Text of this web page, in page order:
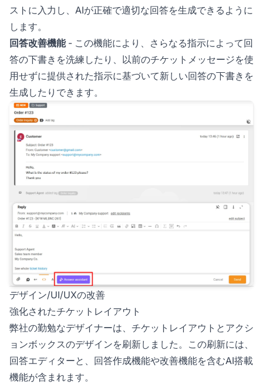
ストに入力し、AIが正確で適切な回答を生成できるように
します。
回答改善機能- この機能により、さらなる指示によって回
答の下書きを洗練したり、以前のチケットメッセージを使
用せずに提供された指示に基づいて新しい回答の下書きを
生成したりできます。
デザイン/UI/UXの改善
強化されたチケットレイアウト
弊社の勤勉なデザイナーは、チケットレイアウトとアクシ
ョンボックスのデザインを刷新しました。この刷新には、
回答エディターと、回答作成機能や改善機能を含むAI搭載
機能が含まれます。